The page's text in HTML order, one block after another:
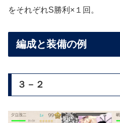
をそれぞれS勝利×１回。
編成と装備の例
３－２